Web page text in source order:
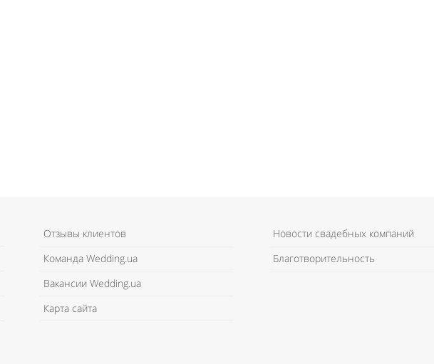
Отзывы клиентов
Команда Wedding.ua
Вакансии Wedding.ua
Карта сайта
Новости свадебных компаний
Благотворительность